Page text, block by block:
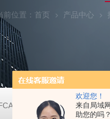
欢迎您！
来自局域
助您的吗？
前位置： 首页 产品中心
接触角测量仪（测量